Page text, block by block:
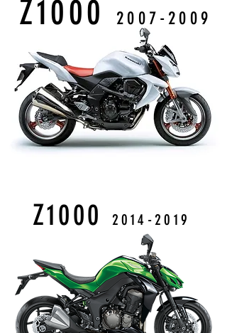
Z1000 2007-2009
Z1000 2014-2019